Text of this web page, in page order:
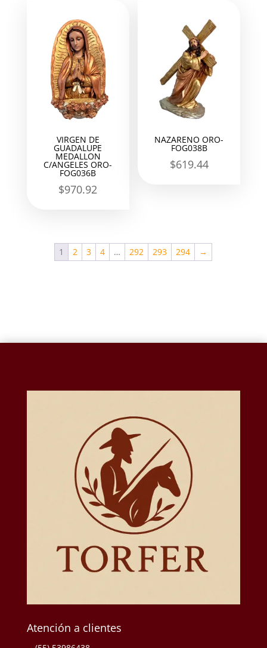
VIRGEN DE
GUADALUPE
MEDALLON
C/ANGELES ORO-
FOG036B
$970.92
NAZARENO ORO-
FOG038B
$619.44
1 2 3 4 … 292 293 294 →
Atención a clientes